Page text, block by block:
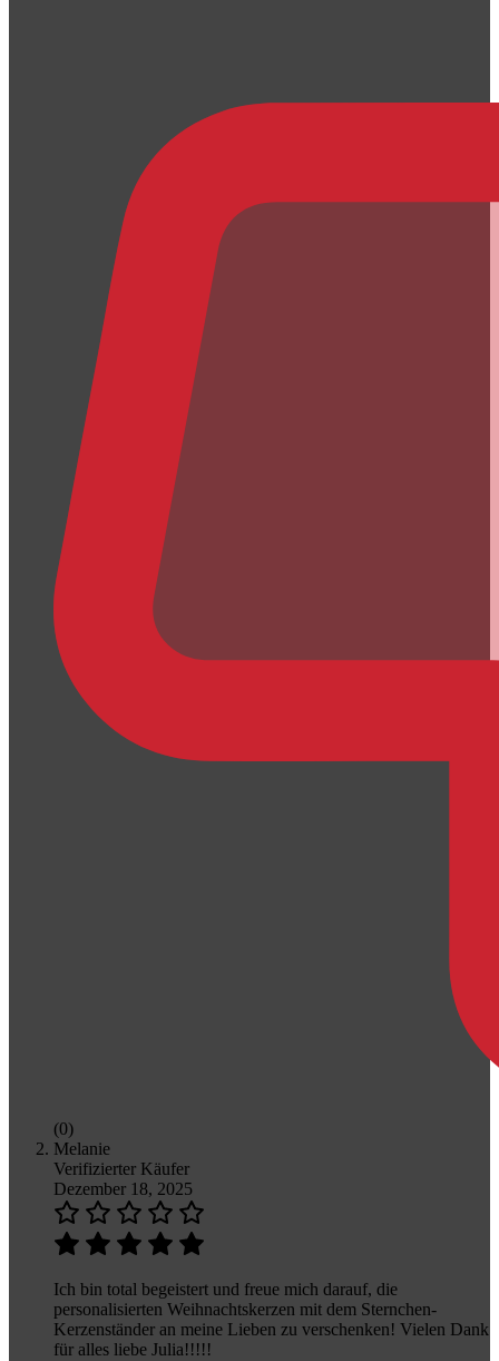
(0)
Melanie
Verifizierter Käufer
Dezember 18, 2025
Ich bin total begeistert und freue mich darauf, die
personalisierten Weihnachtskerzen mit dem Sternchen-
Kerzenständer an meine Lieben zu verschenken! Vielen Dank
für alles liebe Julia!!!!!